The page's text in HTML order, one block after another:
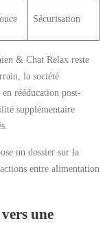
Sécurisation
& Chat Relax reste
la société
rééducation post-
supplémentaire
un dossier sur la
entre alimentation
une